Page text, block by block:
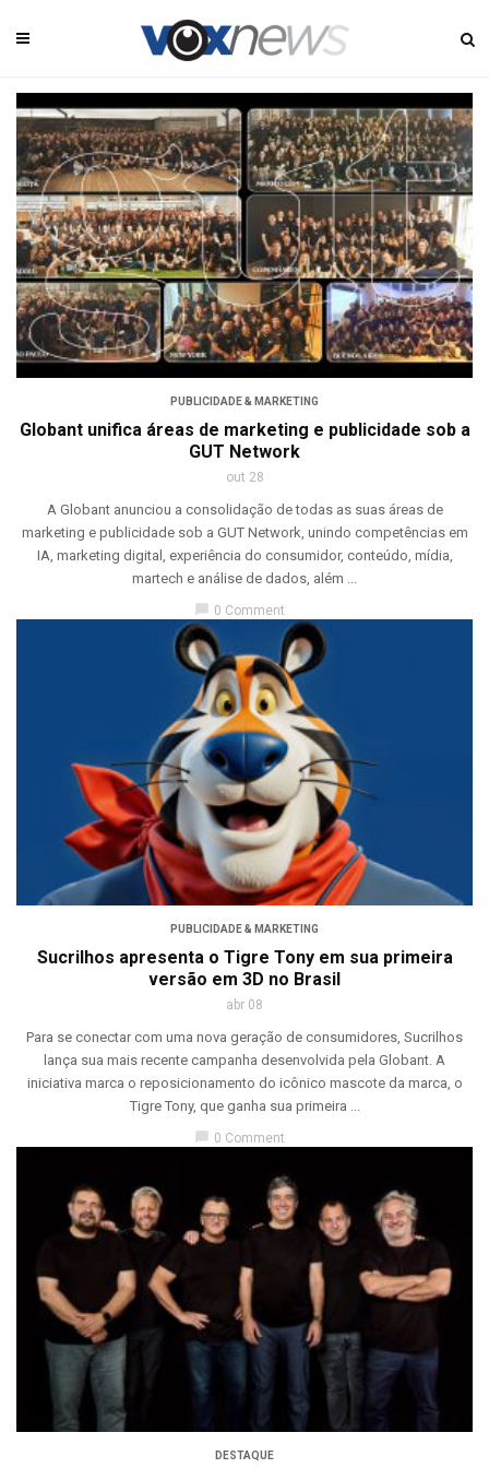
PUBLICIDADE & MARKETING
Globant unifica áreas de marketing e publicidade sob a
GUT Network
out 28
A Globant anunciou a consolidação de todas as suas áreas de
marketing e publicidade sob a GUT Network, unindo competências em
IA, marketing digital, experiência do consumidor, conteúdo, mídia,
martech e análise de dados, além ...
chat_bubble 0 Comment
PUBLICIDADE & MARKETING
Sucrilhos apresenta o Tigre Tony em sua primeira
versão em 3D no Brasil
abr 08
Para se conectar com uma nova geração de consumidores, Sucrilhos
lança sua mais recente campanha desenvolvida pela Globant. A
iniciativa marca o reposicionamento do icônico mascote da marca, o
Tigre Tony, que ganha sua primeira ...
0 Comment
DESTAQUE